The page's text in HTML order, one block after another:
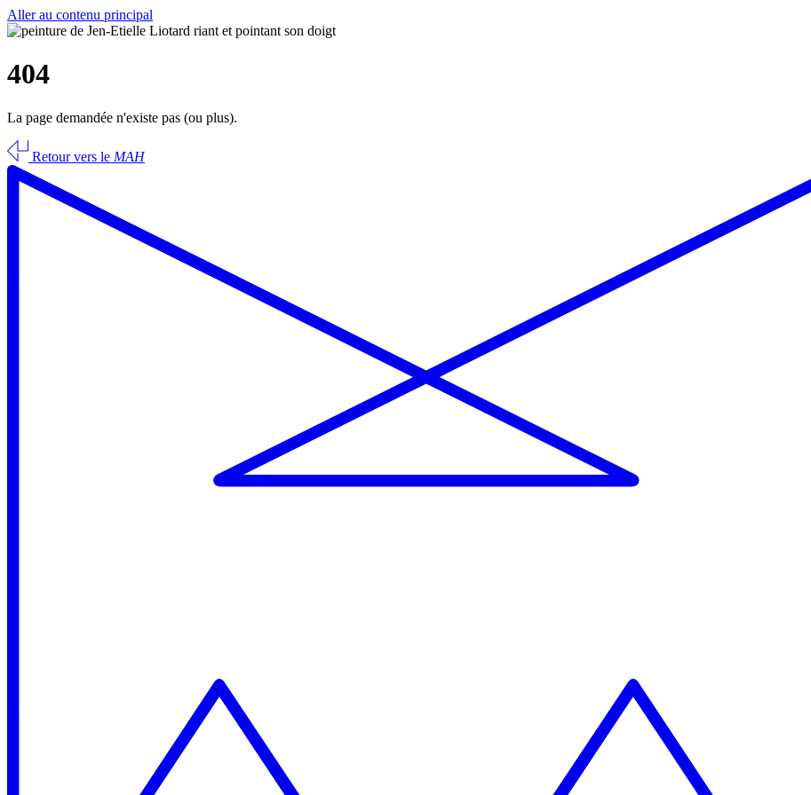
Aller au contenu principal
404
La page demandée n'existe pas (ou plus).
Retour vers le MAH